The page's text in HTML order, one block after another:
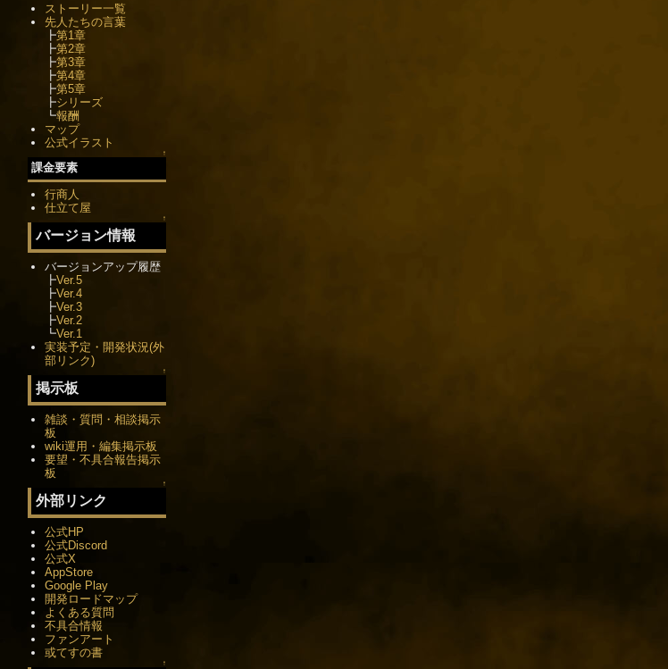
ストーリー一覧
先人たちの言葉
┣第1章
┣第2章
┣第3章
┣第4章
┣第5章
┣シリーズ
┗報酬
マップ
公式イラスト
↑
課金要素
行商人
仕立て屋
↑
バージョン情報
バージョンアップ履歴
┣Ver.5
┣Ver.4
┣Ver.3
┣Ver.2
┗Ver.1
実装予定・開発状況(外
部リンク)
↑
掲示板
雑談・質問・相談掲示
板
wiki運用・編集掲示板
要望・不具合報告掲示
板
↑
外部リンク
公式HP
公式Discord
公式X
AppStore
Google Play
開発ロードマップ
よくある質問
不具合情報
ファンアート
或てすの書
↑